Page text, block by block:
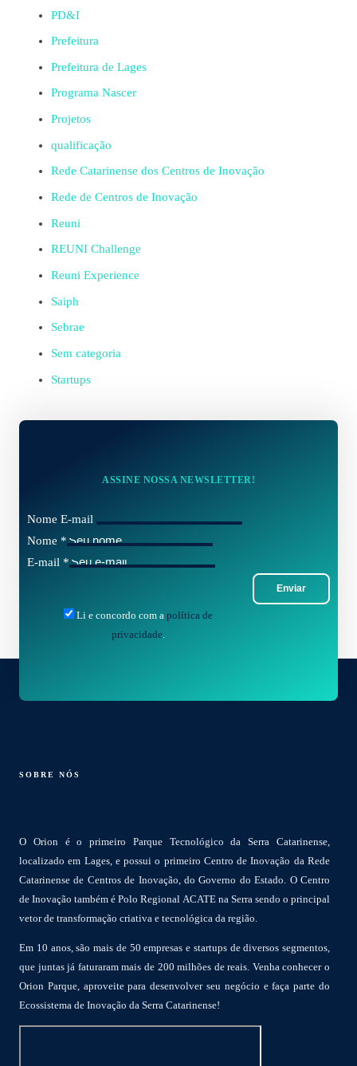
PD&I
Prefeitura
Prefeitura de Lages
Programa Nascer
Projetos
qualificação
Rede Catarinense dos Centros de Inovação
Rede de Centros de Inovação
Reuni
REUNI Challenge
Reuni Experience
Saiph
Sebrae
Sem categoria
Startups
ASSINE NOSSA NEWSLETTER!
Nome E-mail
Nome *
E-mail *
Enviar
Li e concordo com a política de
privacidade.
SOBRE NÓS
O Orion é o primeiro Parque Tecnológico da Serra Catarinense,
localizado em Lages, e possui o primeiro Centro de Inovação da Rede
Catarinense de Centros de Inovação, do Governo do Estado. O Centro
de Inovação também é Polo Regional ACATE na Serra sendo o principal
vetor de transformação criativa e tecnológica da região.
Em 10 anos, são mais de 50 empresas e startups de diversos segmentos,
que juntas já faturaram mais de 200 milhões de reais. Venha conhecer o
Orion Parque, aproveite para desenvolver seu negócio e faça parte do
Ecossistema de Inovação da Serra Catarinense!